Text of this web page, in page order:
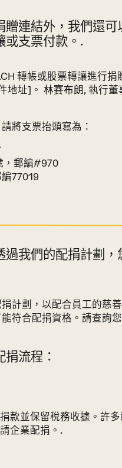
贈連結外，我們還
或支票付款。.
轉帳或股票轉讓進行捐
地址]。 林賽布朗 , 執行董
將支票抬頭寫為：
，郵編#970
77019
過我們的配捐計劃，
計劃，以配合員工的慈
符合配捐資格。請查詢
流程：
款並保留稅務收據。許
企業配捐。.